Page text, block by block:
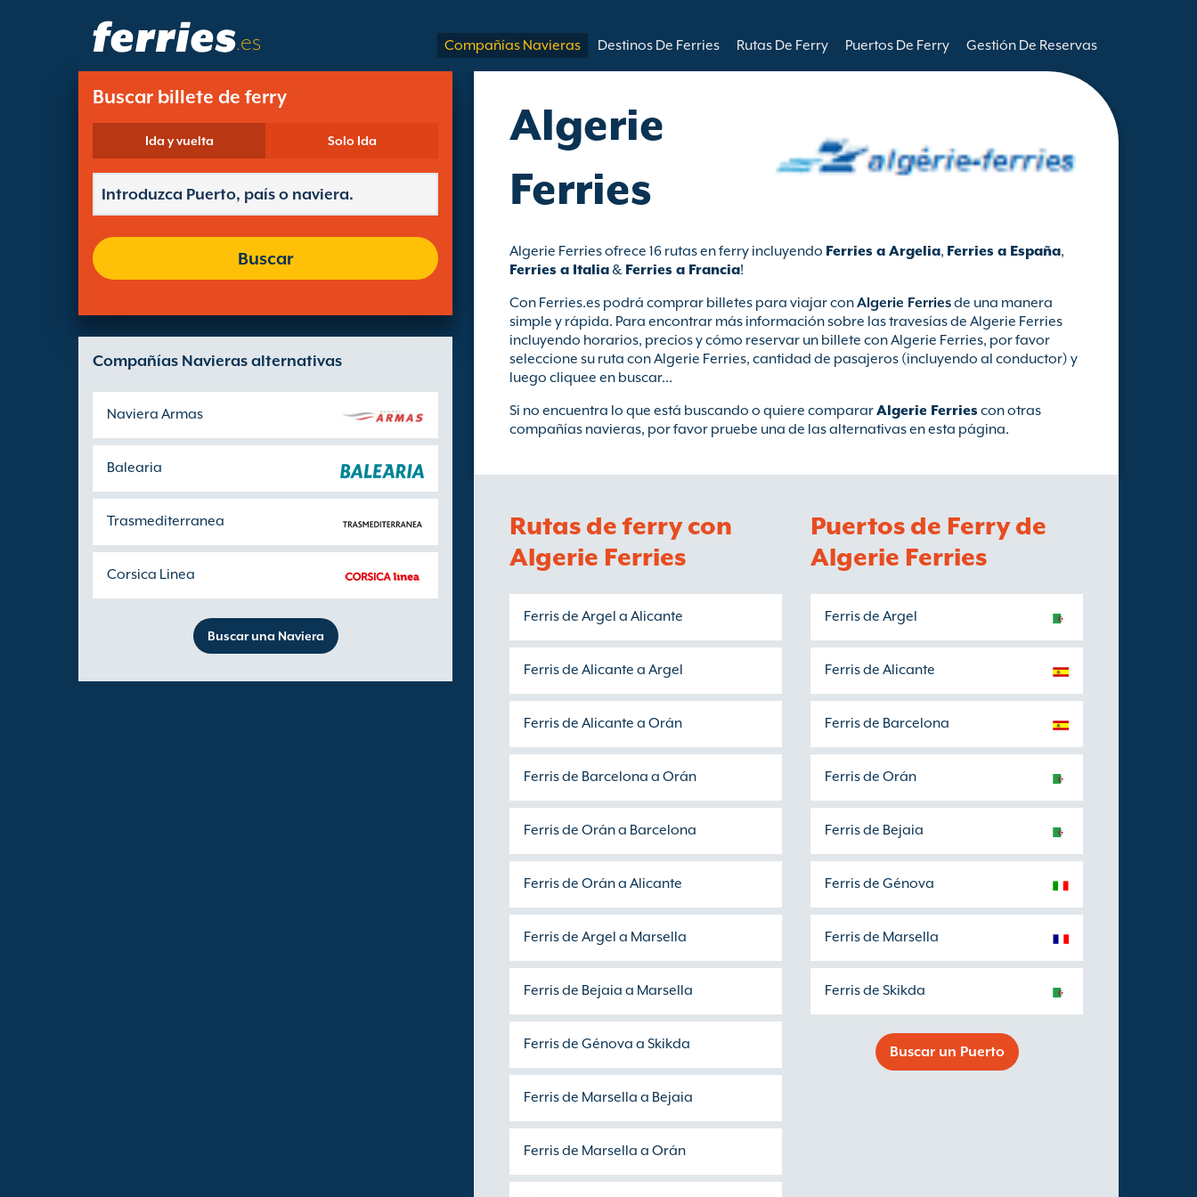
.es Compañías Navieras Destinos De Ferries Rutas De Ferry Puertos De Ferry Gestión De Reservas
Buscar billete de ferry
Ida y vuelta Solo Ida
Buscar
Compañías Navieras alternativas
Naviera Armas
Balearia
Trasmediterranea
Corsica Linea
Buscar una Naviera
Algerie
Ferries
Algerie Ferries ofrece 16 rutas en ferry incluyendo Ferries a Argelia, Ferries a España,
Ferries a Italia& Ferries a Francia!
Con Ferries.es podrá comprar billetes para viajar conAlgerie Ferriesde una manera
simple y rápida. Para encontrar más información sobre las travesías de Algerie Ferries
incluyendo horarios, precios y cómo reservar un billete con Algerie Ferries, por favor
seleccione su ruta con Algerie Ferries, cantidad de pasajeros (incluyendo al conductor) y
luego cliquee en buscar...
Si no encuentra lo que está buscando o quiere compararAlgerie Ferries con otras
compañías navieras, por favor pruebe una de las alternativas en esta página.
Rutas de ferry con
Algerie Ferries
Ferris de Argel a Alicante
Ferris de Alicante a Argel
Ferris de Alicante a Orán
Ferris de Barcelona a Orán
Ferris de Orán a Barcelona
Ferris de Orán a Alicante
Ferris de Argel a Marsella
Ferris de Bejaia a Marsella
Ferris de Génova a Skikda
Ferris de Marsella a Bejaia
Ferris de Marsella a Orán
Puertos de Ferry de
Algerie Ferries
Ferris de Argel
Ferris de Alicante
Ferris de Barcelona
Ferris de Orán
Ferris de Bejaia
Ferris de Génova
Ferris de Marsella
Ferris de Skikda
Buscar un Puerto